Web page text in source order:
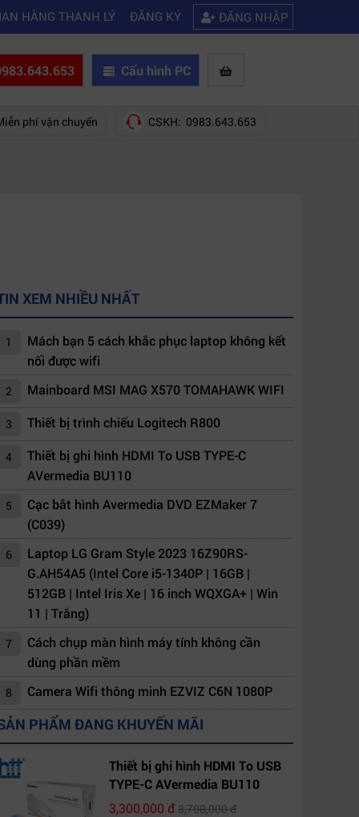
Mách bạn 5 cách khắc phục laptop không kết nối được wifi
HÀNG THANH LÝ ĐĂNG KÝ ĐĂNG NHẬP
Cấu hình PC
phí vận chuyển CSKH: 0983.643.653
XEM NHIỀU NHẤT
1
Mách bạn 5 cách khắc phục laptop không kết
nối được wifi
2 Mainboard MSI MAG X570 TOMAHAWK WIFI
3 Thiết bị trình chiếu Logitech R800
4
Thiết bị ghi hình HDMI To USB TYPE-C
AVermedia BU110
5
Cạc bắt hình Avermedia DVD EZMaker 7
(C039)
6
Laptop LG Gram Style 2023 16Z90RS-
G.AH54A5 (Intel Core i5-1340P | 16GB |
512GB | Intel Iris Xe | 16 inch WQXGA+ | Win
11 | Trắng)
7
Cách chụp màn hình máy tính không cần
dùng phần mềm
8 Camera Wifi thông minh EZVIZ C6N 1080P
PHẨM ĐANG KHUYẾN MÃI
Thiết bị ghi hình HDMI To USB
TYPE-C AVermedia BU110
3,300,000 đ3,700,000 đ